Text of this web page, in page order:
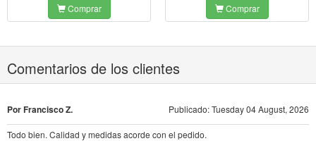
Comprar Comprar
Comentarios de los clientes
Por Francisco Z. Publicado: Tuesday 04 August, 2026
Todo bien. Calidad y medidas acorde con el pedido.